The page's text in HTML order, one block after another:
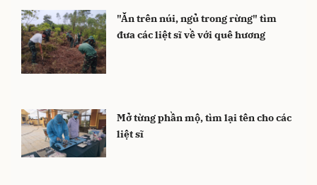
"Ăn trên núi, ngủ trong rừng" tìm
đưa các liệt sĩ về với quê hương
Mở từng phần mộ, tìm lại tên cho các
liệt sĩ